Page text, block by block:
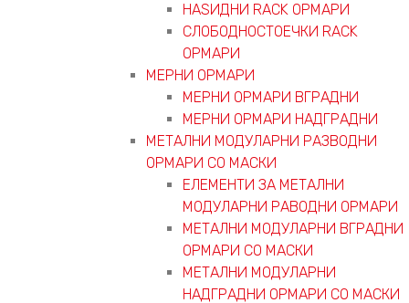
НАЅИДНИ RACK ОРМАРИ
СЛОБОДНОСТОЕЧКИ RACK
ОРМАРИ
МЕРНИ ОРМАРИ
МЕРНИ ОРМАРИ ВГРАДНИ
МЕРНИ ОРМАРИ НАДГРАДНИ
МЕТАЛНИ МОДУЛАРНИ РАЗВОДНИ
ОРМАРИ СО МАСКИ
ЕЛЕМЕНТИ ЗА МЕТАЛНИ
МОДУЛАРНИ РАВОДНИ ОРМАРИ
МЕТАЛНИ МОДУЛАРНИ ВГРАДНИ
ОРМАРИ СО МАСКИ
МЕТАЛНИ МОДУЛАРНИ
НАДГРАДНИ ОРМАРИ СО МАСКИ